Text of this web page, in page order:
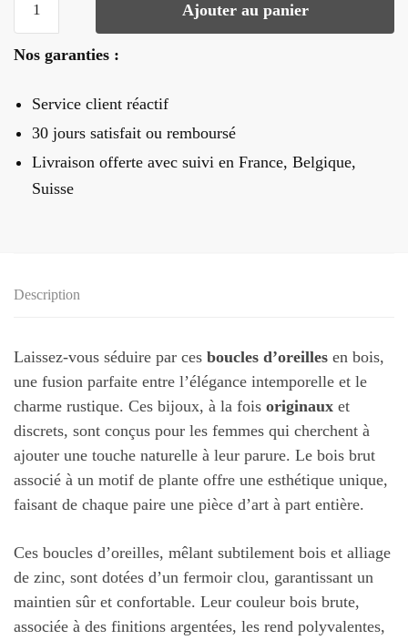
Boucle
Bois
Femme
Ajouter au panier
Nos garanties :
Service client réactif
30 jours satisfait ou remboursé
Livraison offerte avec suivi en France, Belgique,
Suisse
Description
Laissez-vous séduire par ces boucles d’oreilles en bois,
une fusion parfaite entre l’élégance intemporelle et le
charme rustique. Ces bijoux, à la fois originaux et
discrets, sont conçus pour les femmes qui cherchent à
ajouter une touche naturelle à leur parure. Le bois brut
associé à un motif de plante offre une esthétique unique,
faisant de chaque paire une pièce d’art à part entière.
Ces boucles d’oreilles, mêlant subtilement bois et alliage
de zinc, sont dotées d’un fermoir clou, garantissant un
maintien sûr et confortable. Leur couleur bois brute,
associée à des finitions argentées, les rend polyvalentes,